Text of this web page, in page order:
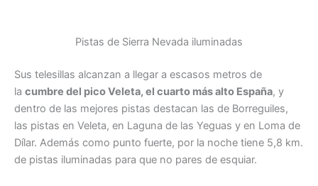
Pistas de Sierra Nevada iluminadas
Sus telesillas alcanzan a llegar a escasos metros de
la cumbre del pico Veleta, el cuarto más alto España, y
dentro de las mejores pistas destacan las de Borreguiles,
las pistas en Veleta, en Laguna de las Yeguas y en Loma de
Dílar. Además como punto fuerte, por la noche tiene 5,8 km.
de pistas iluminadas para que no pares de esquiar.